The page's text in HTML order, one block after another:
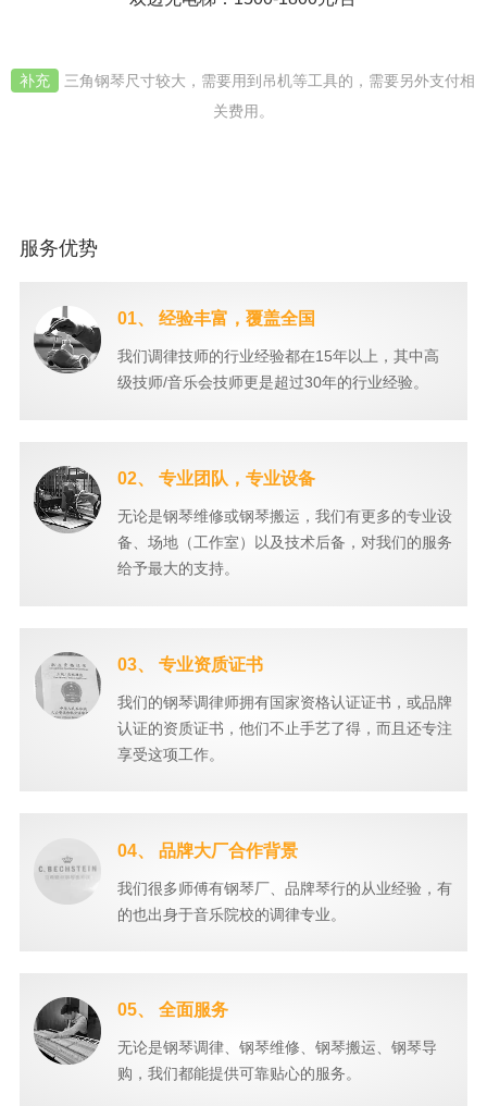
补充
三角钢琴尺寸较大，需要用到吊机等工具的，需要另外支付相
关费用。
服务优势
01、 经验丰富，覆盖全国
我们调律技师的行业经验都在15年以上，其中高
级技师/音乐会技师更是超过30年的行业经验。
02、 专业团队，专业设备
无论是钢琴维修或钢琴搬运，我们有更多的专业设
备、场地（工作室）以及技术后备，对我们的服务
给予最大的支持。
03、 专业资质证书
我们的钢琴调律师拥有国家资格认证证书，或品牌
认证的资质证书，他们不止手艺了得，而且还专注
享受这项工作。
04、 品牌大厂合作背景
我们很多师傅有钢琴厂、品牌琴行的从业经验，有
的也出身于音乐院校的调律专业。
05、 全面服务
无论是钢琴调律、钢琴维修、钢琴搬运、钢琴导
购，我们都能提供可靠贴心的服务。